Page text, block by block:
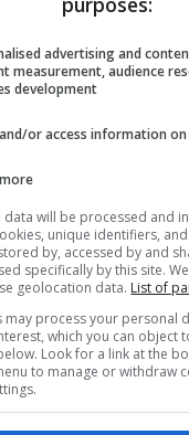
Talent Acquisition
advertising and
measurement, audience
development
or access information on
data will be processed and
unique identifiers,
by, accessed by and
specifically by this site.
geolocation data. List of
may process your personal
which you can object
Look for a link at the
to manage or withdraw